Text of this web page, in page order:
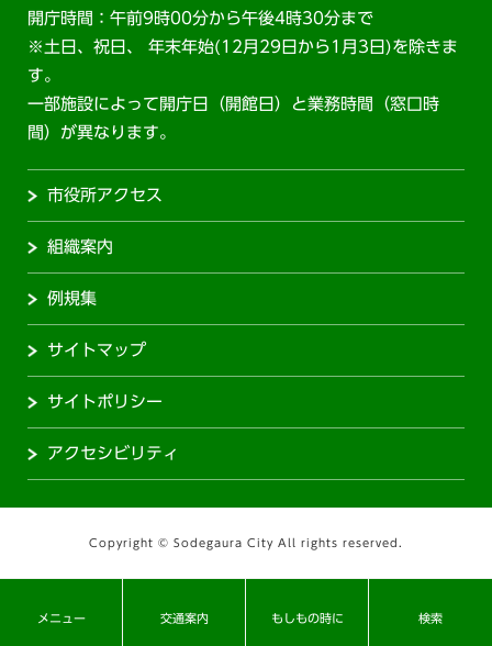
交通案内 もしもの時に
メニュー 検索
開庁時間：午前9時00分から午後4時30分まで
※土日、祝日、 年末年始(12月29日から1月3日)を除きま
す。
一部施設によって開庁日（開館日）と業務時間（窓口時
間）が異なります。
市役所アクセス
組織案内
例規集
サイトマップ
サイトポリシー
アクセシビリティ
Copyright © Sodegaura City All rights reserved.